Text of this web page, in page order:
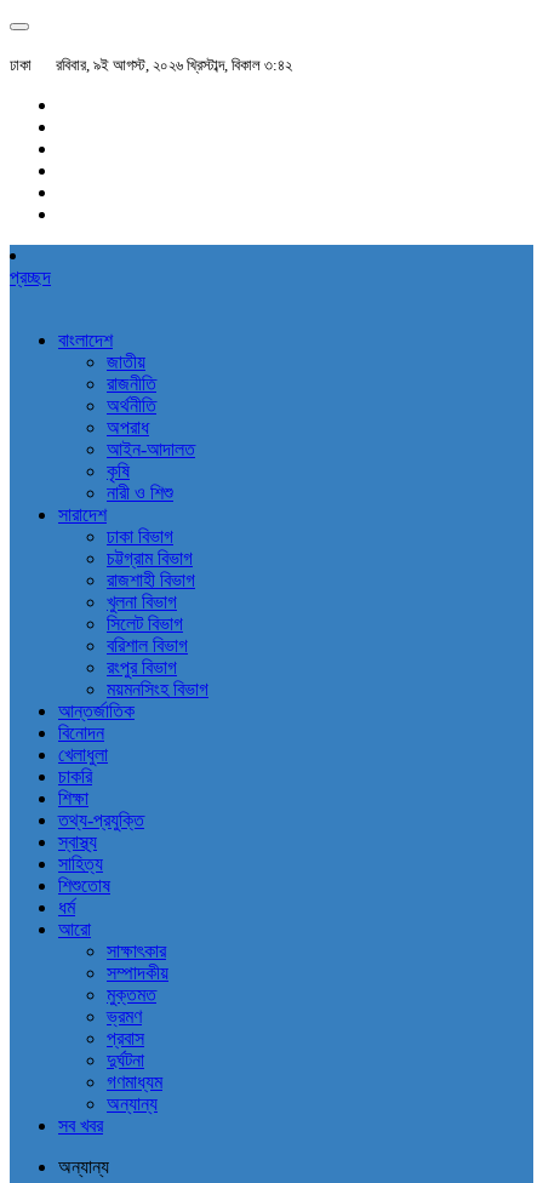
ঢাকা রবিবার, ৯ই আগস্ট, ২০২৬ খ্রিস্টাব্দ, বিকাল ৩:৪২
প্রচ্ছদ
বাংলাদেশ
জাতীয়
রাজনীতি
অর্থনীতি
অপরাধ
আইন-আদালত
কৃষি
নারী ও শিশু
সারাদেশ
ঢাকা বিভাগ
চট্টগ্রাম বিভাগ
রাজশাহী বিভাগ
খুলনা বিভাগ
সিলেট বিভাগ
বরিশাল বিভাগ
রংপুর বিভাগ
ময়মনসিংহ বিভাগ
আন্তর্জাতিক
বিনোদন
খেলাধুলা
চাকরি
শিক্ষা
তথ্য-প্রযুক্তি
স্বাস্থ্য
সাহিত্য
শিশুতোষ
ধর্ম
আরো
সাক্ষাৎকার
সম্পাদকীয়
মুক্তমত
ভ্রমণ
প্রবাস
দুর্ঘটনা
গণমাধ্যম
অন্যান্য
সব খবর
অন্যান্য